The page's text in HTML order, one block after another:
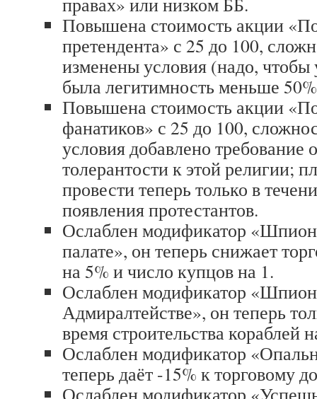
Повышена стоимость акции
претендента» с 25 до 100,
изменены условия (надо, чтобы
была легитимность меньше
Повышена стоимость акции
фанатиков» с 25 до 100,
условия добавлено требование
толерантости к этой религии;
провести теперь только в
появления протестантов.
Ослаблен модификатор
палате», он теперь снижает
на 5% и число купцов на 1.
Ослаблен модификатор
Адмиралтействе», он теперь
время строительства кораблей
Ослаблен модификатор
теперь даёт -15% к торговому
Ослаблен модификатор